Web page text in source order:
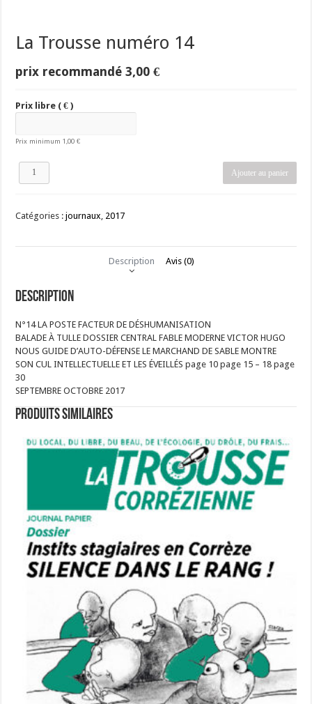
La Trousse numéro 14
prix recommandé3,00€
Prix libre ( € )
Prix minimum1,00€
quantité
numéro
Ajouter au panier
Catégories :journaux 2017
Description Avis (0)
Description
N°14 LA POSTE FACTEUR DE DÉSHUMANISATION
BALADE À TULLE DOSSIER CENTRAL FABLE MODERNE VICTOR HUGO
NOUS GUIDE D’AUTO-DÉFENSE LE MARCHAND DE SABLE MONTRE
SON CUL INTELLECTUELLE ET LES ÉVEILLÉS page 10 page 15 – 18 page
30
SEPTEMBRE OCTOBRE 2017
Produits similaires